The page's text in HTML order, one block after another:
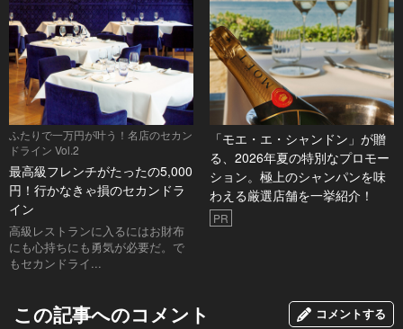
ふたりで一万円が叶う！名店のセカン
ドライン Vol.2
最高級フレンチがたったの5,000
円！行かなきゃ損のセカンドラ
イン
高級レストランに入るにはお財布
にも心持ちにも勇気が必要だ。で
もセカンドライ...
「モエ・エ・シャンドン」が贈
る、2026年夏の特別なプロモー
ション。極上のシャンパンを味
わえる厳選店舗を一挙紹介！
PR
この記事へのコメント コメントする